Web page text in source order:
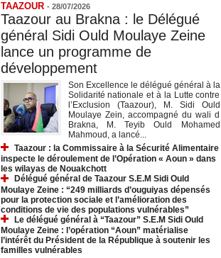
TAAZOUR - 28/07/2026
Taazour au Brakna : le Délégué
général Sidi Ould Moulaye Zeine
lance un programme de
développement
Son Excellence le délégué général à la
Solidarité nationale et à la Lutte contre
l’Exclusion (Taazour), M. Sidi Ould
Moulaye Zein, accompagné du wali d
Brakna, M. Teyib Ould Mohamed
Mahmoud, a lancé...
Taazour : la Commissaire à la Sécurité Alimentaire
inspecte le déroulement de l’Opération « Aoun » dans
les wilayas de Nouakchott
Délégué général de Taazour S.E.M Sidi Ould
Moulaye Zeine : “249 milliards d’ouguiyas dépensés
pour la protection sociale et l’amélioration des
conditions de vie des populations vulnérables”
Le délégué général à “Taazour” S.E.M Sidi Ould
Moulaye Zeine : l’opération “Aoun” matérialise
l’intérêt du Président de la République à soutenir les
familles vulnérables